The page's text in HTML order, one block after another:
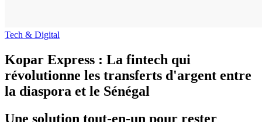
Tech & Digital
Kopar Express : La fintech qui
révolutionne les transferts d'argent entre
la diaspora et le Sénégal
Une solution tout-en-un pour rester